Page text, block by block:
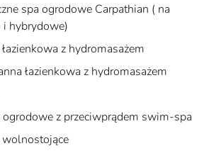
spa ogrodowe Carpathian ( na
hybrydowe)
z hydromasażem
łazienkowa z hydromasażem
ogrodowe z przeciwprądem swim-spa